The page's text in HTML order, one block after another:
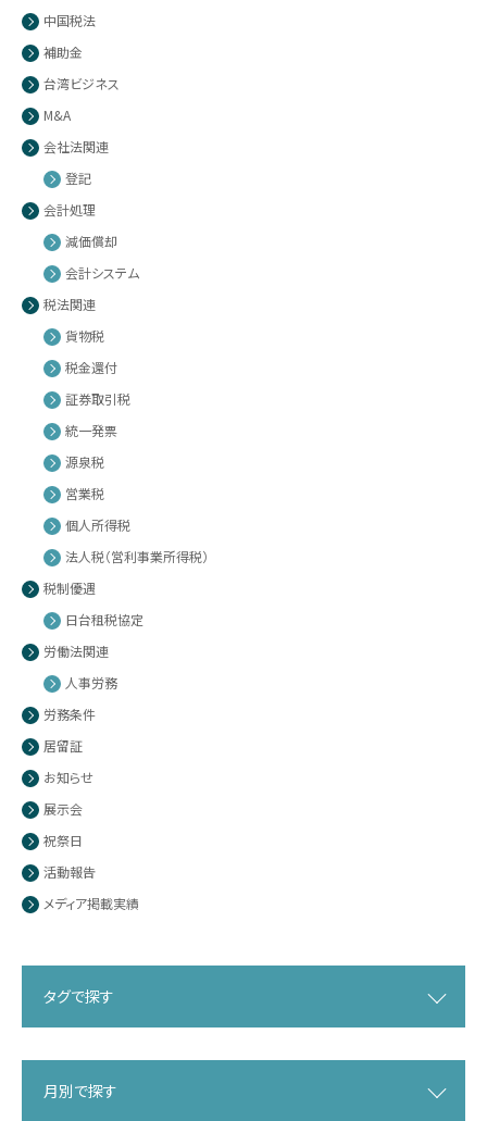
中国税法
補助金
台湾ビジネス
M&A
会社法関連
登記
会計処理
減価償却
会計システム
税法関連
貨物税
税金還付
証券取引税
統一発票
源泉税
営業税
個人所得税
法人税（営利事業所得税）
税制優遇
日台租税協定
労働法関連
人事労務
労務条件
居留証
お知らせ
展示会
祝祭日
活動報告
メディア掲載実績
タグで探す
月別で探す